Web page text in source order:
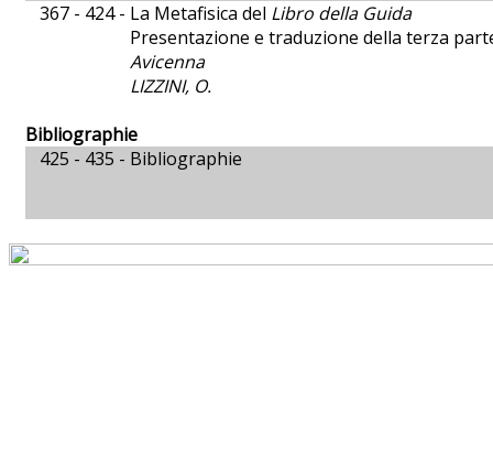
367 - 424 - La Metafisica del Libro della Guida
Presentazione e traduzione della terza
Avicenna
LIZZINI, O.
Bibliographie
425 - 435 - Bibliographie